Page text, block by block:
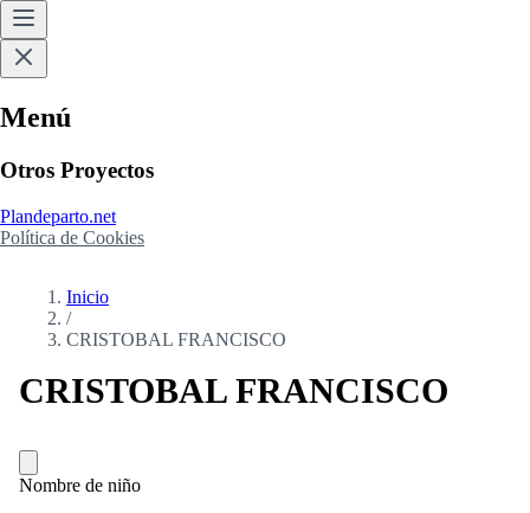
Menú
Otros Proyectos
Plandeparto.net
Política de Cookies
Inicio
/
CRISTOBAL FRANCISCO
CRISTOBAL FRANCISCO
Nombre de niño